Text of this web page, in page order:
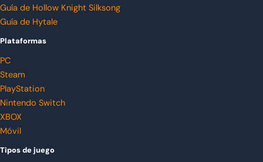
Guía de Hollow Knight Silksong
Guía de Hytale
Plataformas
PC
Steam
PlayStation
Nintendo Switch
XBOX
Móvil
Tipos de juego